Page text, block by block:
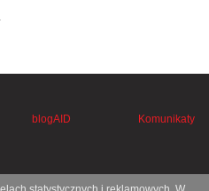
blogAID Komunikaty